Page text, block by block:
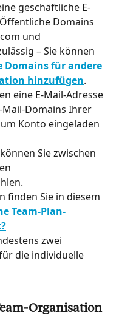
geschäftliche E-
Domains
und
– Sie können
Domains für andere
hinzufügen.
eine E-Mail-Adresse
Domains Ihrer
Konto eingeladen
Sie zwischen
finden Sie in diesem
Team-Plan-
zwei
die individuelle
Organisation